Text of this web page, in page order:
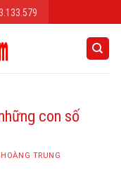
con số
HOÀNG TRUNG